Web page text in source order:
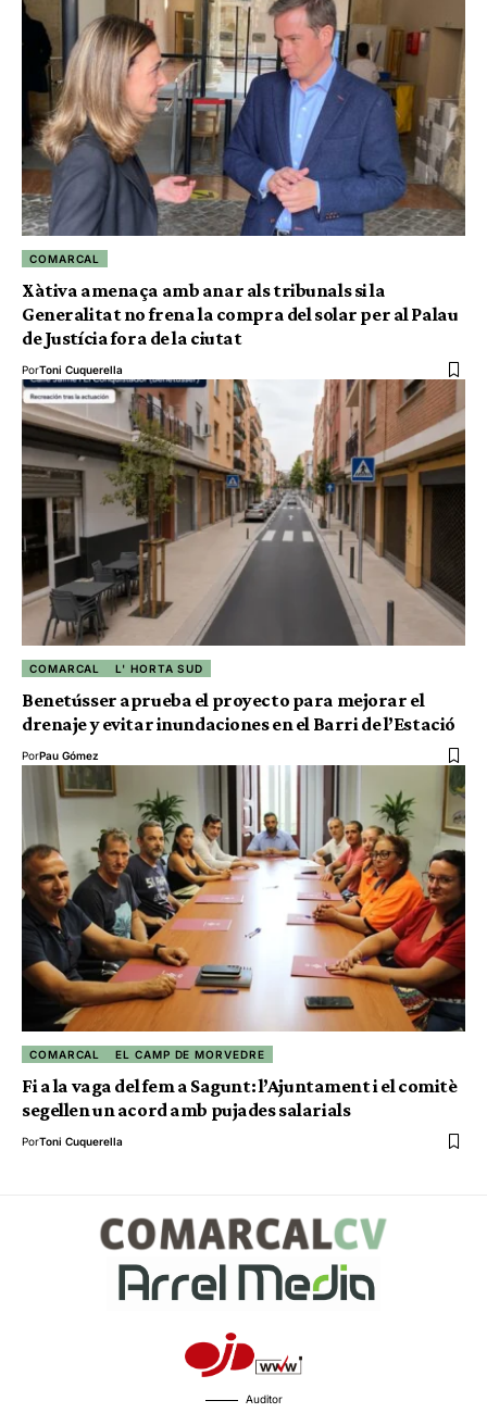
COMARCAL
Xàtiva amenaça amb anar als tribunals si la
Generalitat no frena la compra del solar per al Palau
de Justícia fora de la ciutat
PorToni Cuquerella
COMARCAL L' HORTA SUD
Benetússer aprueba el proyecto para mejorar el
drenaje y evitar inundaciones en el Barri de l’Estació
PorPau Gómez
COMARCAL EL CAMP DE MORVEDRE
Fi a la vaga del fem a Sagunt: l’Ajuntament i el comitè
segellen un acord amb pujades salarials
PorToni Cuquerella
Auditor